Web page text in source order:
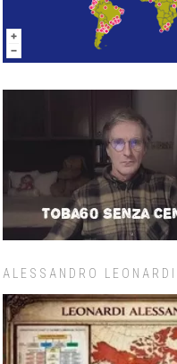
ALESSANDRO LEONARDI